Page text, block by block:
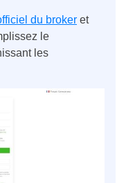
du broker et
le
les